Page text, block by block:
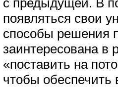
с предыдущей. В
появляться свои
способы решения
заинтересована в
«поставить на
чтобы обеспечить